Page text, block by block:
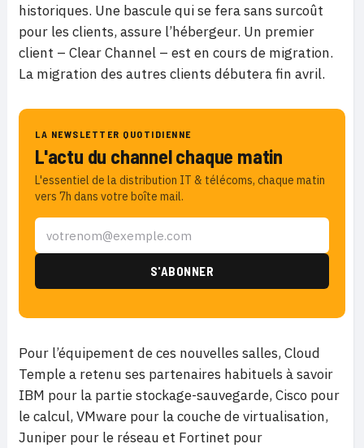
historiques. Une bascule qui se fera sans surcoût
pour les clients, assure l’hébergeur. Un premier
client – Clear Channel – est en cours de migration.
La migration des autres clients débutera fin avril.
LA NEWSLETTER QUOTIDIENNE
L'actu du channel chaque matin
L'essentiel de la distribution IT & télécoms, chaque matin
vers 7h dans votre boîte mail.
Pour l’équipement de ces nouvelles salles, Cloud
Temple a retenu ses partenaires habituels à savoir
IBM pour la partie stockage-sauvegarde, Cisco pour
le calcul, VMware pour la couche de virtualisation,
Juniper pour le réseau et Fortinet pour